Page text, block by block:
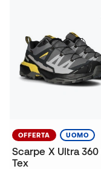
OFFERTA UOMO
Scarpe X Ultra
Tex